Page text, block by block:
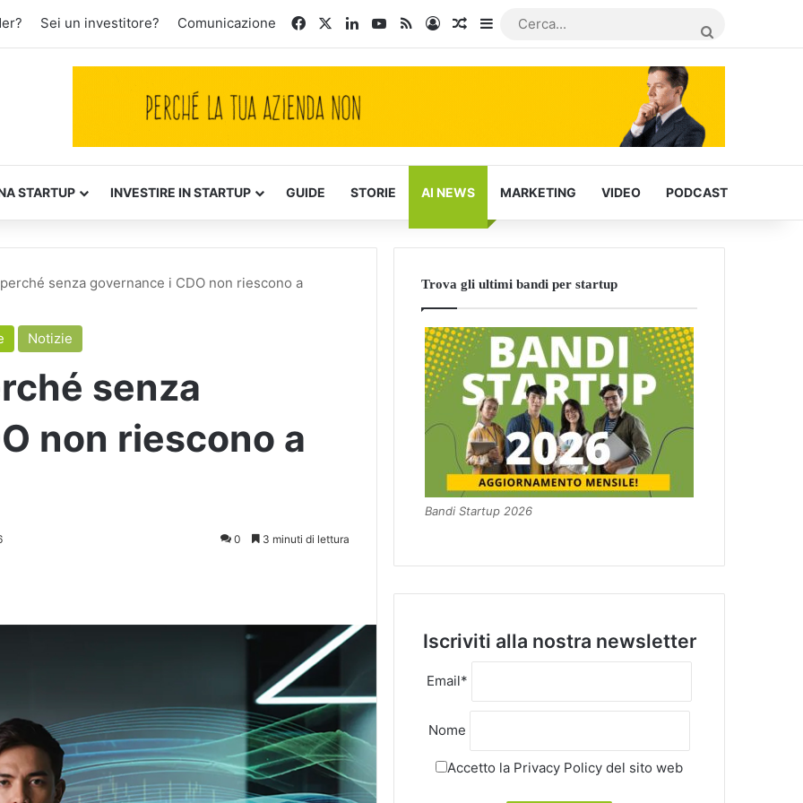
Sei un investitore? Comunicazione FacebookLinkedInYou Tube
RSSAccediArticoli Casuali
Barra laterale
STARTUP INVESTIRE IN STARTUP GUIDE STORIE AI NEWS MARKETING VIDEO PODCAST
senza governance i CDO non riescono a
Notizie
senza
non riescono a
0 3 minuti di lettura
Trova gli ultimi bandi per startup
Bandi Startup 2026
Iscriviti alla nostra newsletter
Email*
Nome
Accetto la Privacy Policy del sito web